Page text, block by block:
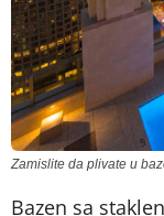
Zamislite da plivate u
Bazen sa